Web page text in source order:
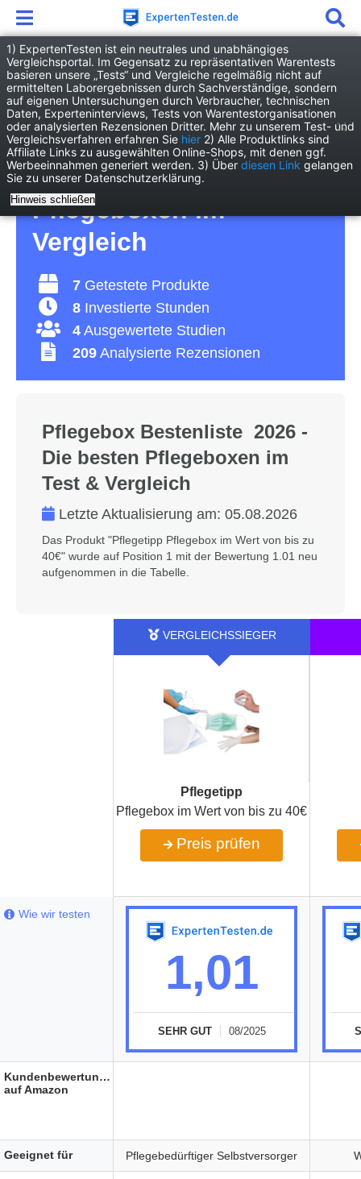
Drogerie
Kosmetik & Hygiene
Pflegebox
Pflegebox Test 2026 •
Die 7 besten
Pflegeboxen im
Vergleich
7 Getestete Produkte
8 Investierte Stunden
4 Ausgewertete Studien
209 Analysierte Rezensionen
Pflegebox Bestenliste 2026 -
Die besten Pflegeboxen im
Test & Vergleich
Letzte Aktualisierung am: 05.08.2026
Das Produkt "Pflegetipp Pflegebox im Wert von bis zu
40€" wurde auf Position 1 mit der Bewertung 1.01 neu
aufgenommen in die Tabelle.
Pflegetipp
Pflegebox im Wert von bis zu 40€
Preis prüfen
1,01
SEHR GUT 08/2025
Pflegebedürftiger Selbstversorger
Wie wir testen
Kundenbewertungen
auf Amazon
Geeignet für
1) ExpertenTesten ist ein neutrales und unabhängiges
Vergleichsportal. Im Gegensatz zu repräsentativen Warentests
basieren unsere „Tests“ und Vergleiche regelmäßig nicht auf
ermittelten Laborergebnissen durch Sachverständige, sondern
auf eigenen Untersuchungen durch Verbraucher, technischen
Daten, Experteninterviews, Tests von Warentestorganisationen
oder analysierten Rezensionen Dritter. Mehr zu unserem Test- und
Vergleichsverfahren erfahren Sie hier 2) Alle Produktlinks sind
Affiliate Links zu ausgewählten Online-Shops, mit denen ggf.
Werbeeinnahmen generiert werden. 3) Über diesen Link gelangen
Sie zu unserer Datenschutzerklärung.
Hinweis schließen